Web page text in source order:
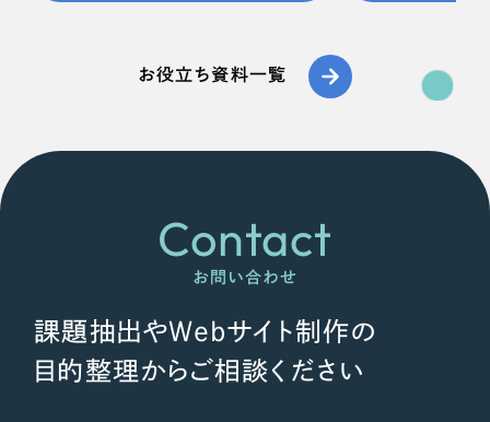
お役立ち資料一覧
Contact
お問い合わせ
課題抽出やWebサイト制作の
目的整理からご相談ください